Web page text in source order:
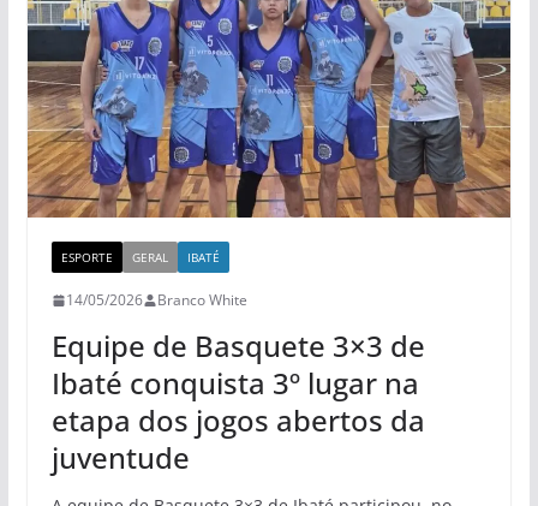
ESPORTE GERAL IBATÉ
14/05/2026 Branco White
Equipe de Basquete 3×3 de
Ibaté conquista 3º lugar na
etapa dos jogos abertos da
juventude